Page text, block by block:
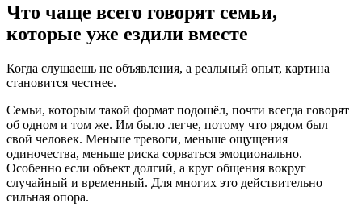
Что чаще всего говорят семьи,
которые уже ездили вместе
Когда слушаешь не объявления, а реальный опыт, картина
становится честнее.
Семьи, которым такой формат подошёл, почти всегда говорят
об одном и том же. Им было легче, потому что рядом был
свой человек. Меньше тревоги, меньше ощущения
одиночества, меньше риска сорваться эмоционально.
Особенно если объект долгий, а круг общения вокруг
случайный и временный. Для многих это действительно
сильная опора.